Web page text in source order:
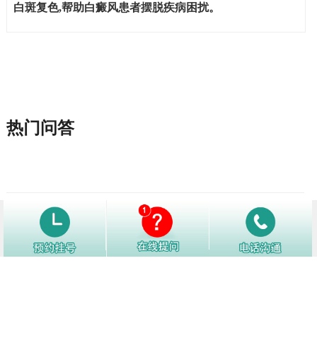
白斑复色,帮助白癜风患者摆脱疾病困扰。
热门问答
怎样才能降低白癜风复发？ 12760阅